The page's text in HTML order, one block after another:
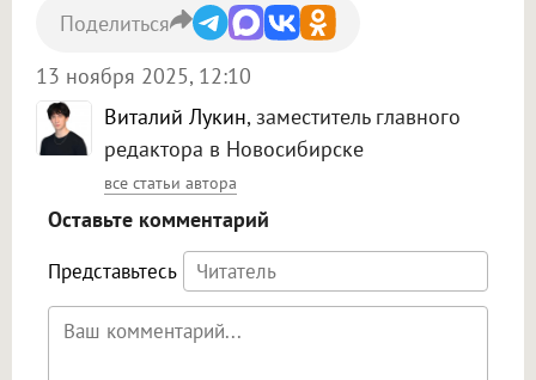
Виталий Лукин, заместитель главного
редактора в Новосибирске
все статьи автора
13 ноября 2025, 12:10
Поделиться
Оставьте комментарий
Представьтесь